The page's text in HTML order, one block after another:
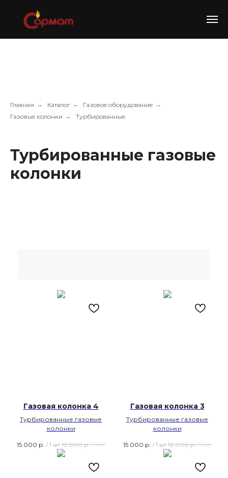
Главная → Каталог → Газовое оборудование →
Газовые колонки → Турбированные
Турбированные газовые
колонки
Газовая колонка 4
Турбированные газовые
колонки
15 000 р. / 1 шт 12 000 р. / 1 шт
Газовая колонка 3
Турбированные газовые
колонки
15 000 р. / 1 шт 12 000 р. / 1 шт